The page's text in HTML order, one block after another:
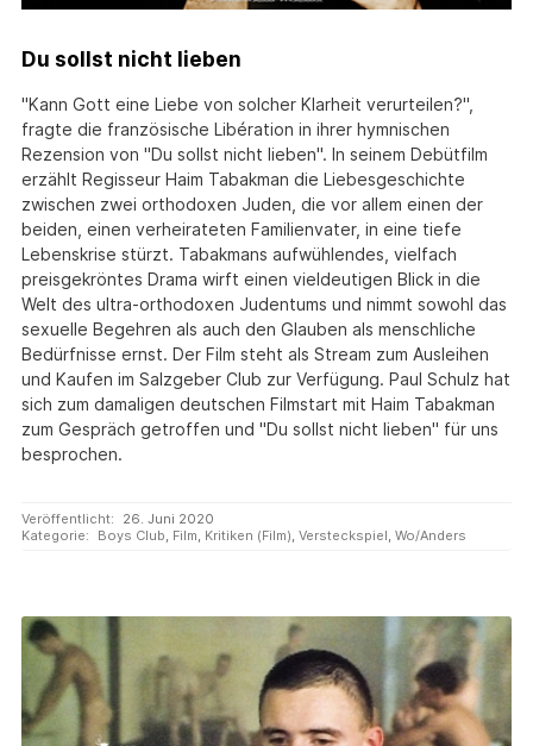
Du sollst nicht lieben
"Kann Gott eine Liebe von solcher Klarheit verurteilen?",
fragte die französische Libération in ihrer hymnischen
Rezension von "Du sollst nicht lieben". In seinem Debütfilm
erzählt Regisseur Haim Tabakman die Liebesgeschichte
zwischen zwei orthodoxen Juden, die vor allem einen der
beiden, einen verheirateten Familienvater, in eine tiefe
Lebenskrise stürzt. Tabakmans aufwühlendes, vielfach
preisgekröntes Drama wirft einen vieldeutigen Blick in die
Welt des ultra-orthodoxen Judentums und nimmt sowohl das
sexuelle Begehren als auch den Glauben als menschliche
Bedürfnisse ernst. Der Film steht als Stream zum Ausleihen
und Kaufen im Salzgeber Club zur Verfügung. Paul Schulz hat
sich zum damaligen deutschen Filmstart mit Haim Tabakman
zum Gespräch getroffen und "Du sollst nicht lieben" für uns
besprochen.
Veröffentlicht:
26. Juni 2020
Kategorie:
Boys Club, Film, Kritiken (Film), Versteckspiel, Wo/Anders